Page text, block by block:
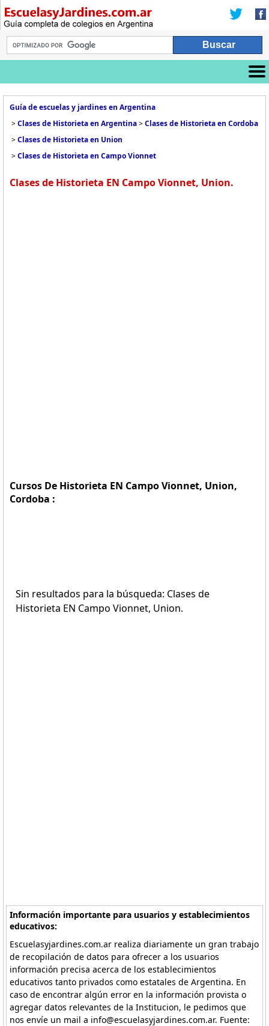
Guía de escuelas y jardines en Argentina
>Clases de Historieta en Argentina>Clases de Historieta en Cordoba
>Clases de Historieta en Union
>Clases de Historieta en Campo Vionnet
Clases de Historieta EN Campo Vionnet, Union.
Cursos De Historieta EN Campo Vionnet, Union,
Cordoba :
Sin resultados para la búsqueda: Clases de
Historieta EN Campo Vionnet, Union.
Información importante para usuarios y establecimientos
educativos:
Escuelasyjardines.com.ar realiza diariamente un gran trabajo
de recopilación de datos para ofrecer a los usuarios
información precisa acerca de los establecimientos
educativos tanto privados como estatales de Argentina. En
caso de encontrar algún error en la información provista o
agregar datos relevantes de la Institucion, le pedimos que
nos envíe un mail a info@escuelasyjardines.com.ar. Fuente: